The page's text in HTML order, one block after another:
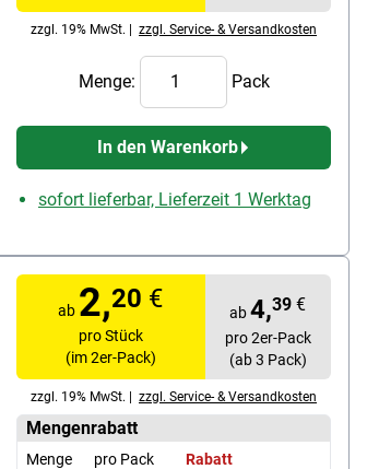
zzgl. 19% MwSt. | zzgl. Service- & Versandkosten
Menge: Pack
In den Warenkorb
sofort lieferbar, Lieferzeit 1 Werktag
ab 2,20 €
pro Stück
(im 2er-Pack)
ab4,39€
pro 2er-Pack
(ab 3 Pack)
zzgl. 19% MwSt. | zzgl. Service- & Versandkosten
Mengenrabatt
Menge pro Pack
Rabatt